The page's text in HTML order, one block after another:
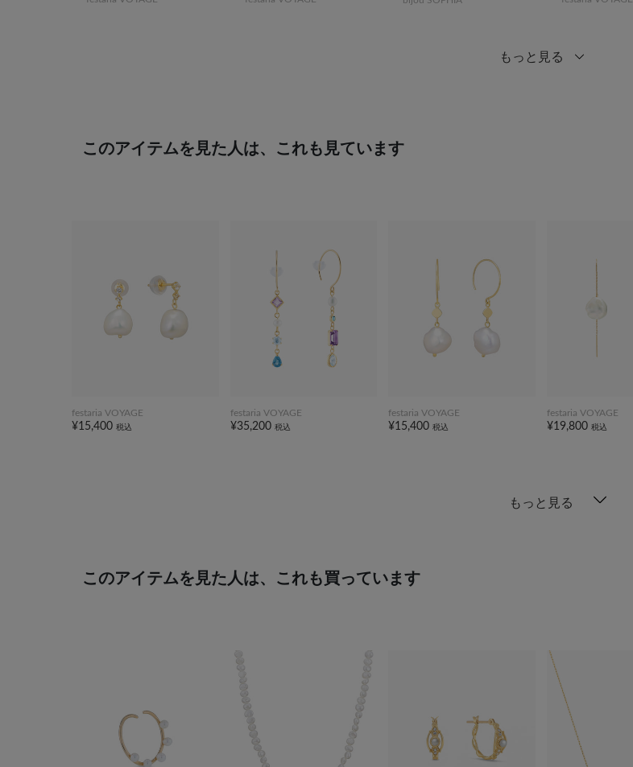
もっと見る
このアイテムを見た人は、これも見ています
festaria VOYAGE
¥15,400 税込
festaria VOYAGE
¥35,200 税込
festaria VOYAGE
¥15,400税込
festaria VOYAGE
¥19,800 税込
もっと見る
このアイテムを見た人は、これも買っています